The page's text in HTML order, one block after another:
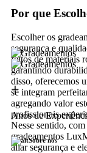
Por que
Escolher os
segurança e
feitos de materiais
garantindo
disso, oferecemos
se integram
agregando valor
profissionais
Nesse sentido,
gradeamentos
aliar segurança e
+
Anos de
Sobre nós